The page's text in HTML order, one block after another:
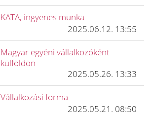
KATA, ingyenes munka
2025.06.12. 13:55
Magyar egyéni vállalkozóként
külföldön
2025.05.26. 13:33
Vállalkozási forma
2025.05.21. 08:50